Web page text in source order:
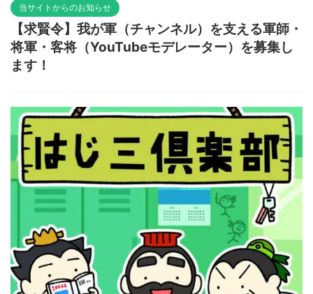
当サイトからのお知らせ
【求賢令】我が軍（チャンネル）を支える軍師・
将軍・客将（YouTubeモデレーター）を募集し
ます！